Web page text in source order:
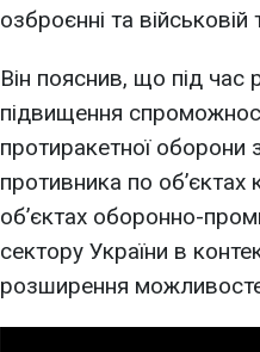
озброєнні та військовій
Він пояснив, що під
підвищення
протиракетної оборони
противника по об’єктах
об’єктах оборонно-
сектору України в
розширення